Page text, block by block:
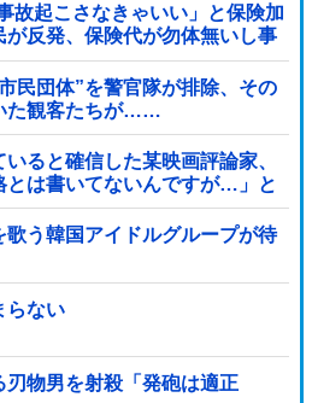
故起こさなきゃいい」と保険加
が反発、保険代が勿体無いし事
民団体”を警官隊が排除、その
た観客たちが……
ると確信した某映画評論家、
とは書いてないんですが…」と
歌う韓国アイドルグループが待
らない
物男を射殺「発砲は適正